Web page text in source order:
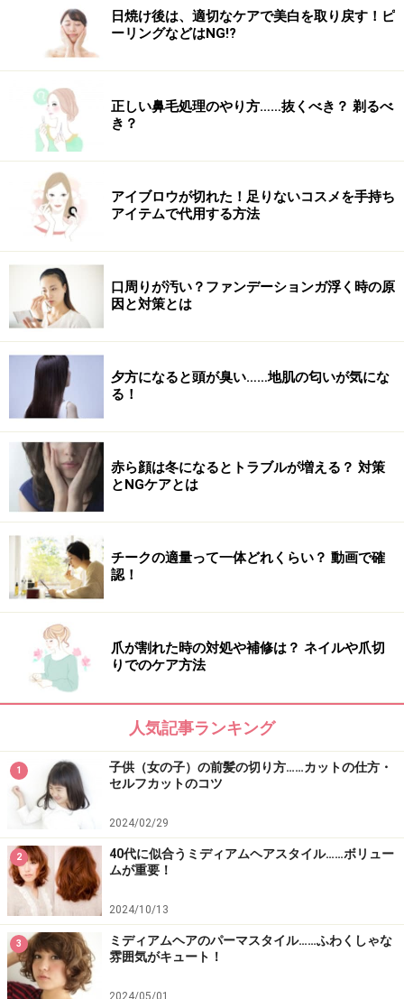
日焼け後は、適切なケアで美白を取り戻す！ピ
ーリングなどはNG!?
正しい鼻毛処理のやり方……抜くべき？ 剃るべ
き？
アイブロウが切れた！足りないコスメを手持ち
アイテムで代用する方法
口周りが汚い？ファンデーションガ浮く時の原
因と対策とは
夕方になると頭が臭い……地肌の匂いが気にな
る！
赤ら顔は冬になるとトラブルが増える？ 対策
とNGケアとは
チークの適量って一体どれくらい？ 動画で確
認！
爪が割れた時の対処や補修は？ ネイルや爪切
りでのケア方法
人気記事ランキング
1
子供（女の子）の前髪の切り方……カットの仕方・
セルフカットのコツ
2024/02/29
2
40代に似合うミディアムヘアスタイル……ボリュー
ムが重要！
2024/10/13
3
ミディアムヘアのパーマスタイル……ふわくしゃな
雰囲気がキュート！
2024/05/01